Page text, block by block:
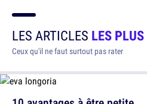
LES ARTICLES LES
Ceux qu'il ne faut surtout pas rater